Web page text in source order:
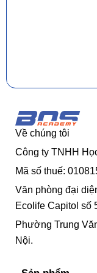
Về chúng tôi
Công ty TNHH
Mã số thuế:
Văn phòng đại
Ecolife Capitol số
Phường Trung
Nội.